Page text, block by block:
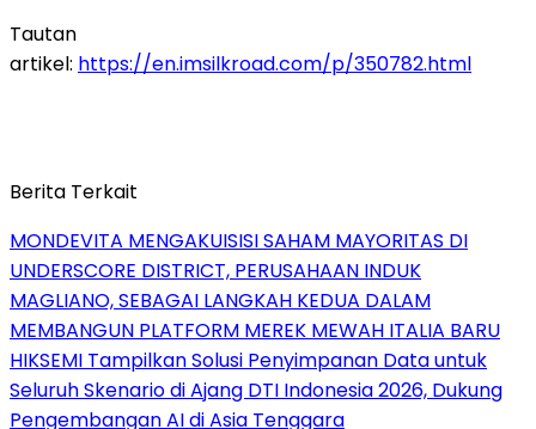
Tautan
artikel: https://en.imsilkroad.com/p/350782.html
Berita Terkait
MONDEVITA MENGAKUISISI SAHAM MAYORITAS DI
UNDERSCORE DISTRICT, PERUSAHAAN INDUK
MAGLIANO, SEBAGAI LANGKAH KEDUA DALAM
MEMBANGUN PLATFORM MEREK MEWAH ITALIA BARU
HIKSEMI Tampilkan Solusi Penyimpanan Data untuk
Seluruh Skenario di Ajang DTI Indonesia 2026, Dukung
Pengembangan AI di Asia Tenggara